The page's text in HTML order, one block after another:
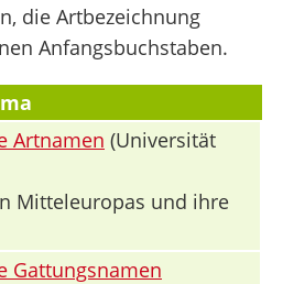
die Artbezeichnung
Anfangsbuchstaben.
Artnamen (Universität
Mitteleuropas und ihre
Gattungsnamen